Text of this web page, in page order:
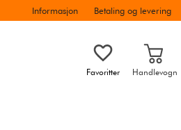
Informasjon Betaling og levering
Favoritter Handlevogn